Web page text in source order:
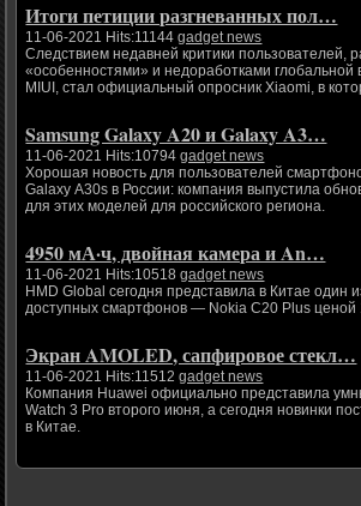
Итоги петиции разгневанных пол…
11-06-2021 Hits:11144gadget news
Следствием недавней критики пользователей,
«особенностями» и недоработками глобальной
MIUI, стал официальный опросник Xiaomi, в
Samsung Galaxy A20 и Galaxy A3…
11-06-2021 Hits:10794gadget news
Хорошая новость для пользователей
Galaxy A30s в России: компания выпустила
для этих моделей для российского региона.
4950 мА·ч, двойная камера и An…
11-06-2021 Hits:10518gadget news
HMD Global сегодня представила в Китае один
доступных смартфонов — Nokia C20 Plus ценой
Экран AMOLED, сапфировое стекл…
11-06-2021 Hits:11512gadget news
Компания Huawei официально представила
Watch 3 Pro второго июня, а сегодня новинки
в Китае.